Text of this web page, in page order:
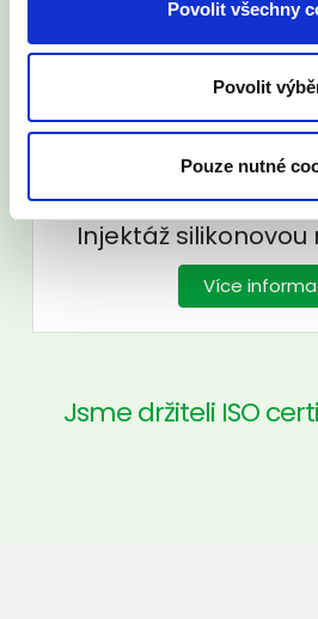
Povolit všechny
Povolit
Pouze nutné
Povrchová
Více
Injektáž
Více
Jsme držiteli ISO